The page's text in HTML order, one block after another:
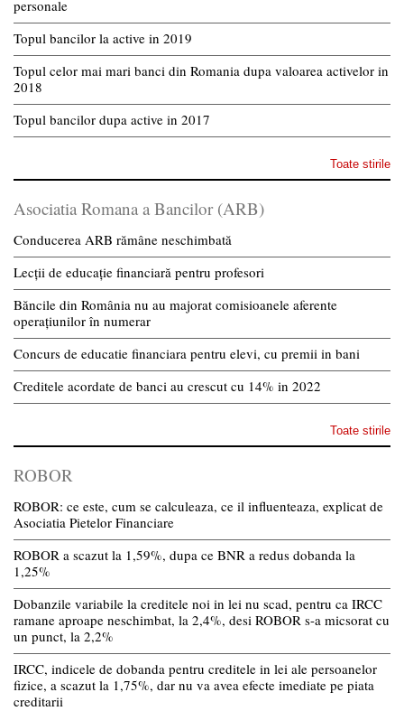
personale
Topul bancilor la active in 2019
Topul celor mai mari banci din Romania dupa valoarea activelor in
2018
Topul bancilor dupa active in 2017
Toate stirile
Asociatia Romana a Bancilor (ARB)
Conducerea ARB rămâne neschimbată
Lecții de educație financiară pentru profesori
Băncile din România nu au majorat comisioanele aferente
operațiunilor în numerar
Concurs de educatie financiara pentru elevi, cu premii in bani
Creditele acordate de banci au crescut cu 14% in 2022
Toate stirile
ROBOR
ROBOR: ce este, cum se calculeaza, ce il influenteaza, explicat de
Asociatia Pietelor Financiare
ROBOR a scazut la 1,59%, dupa ce BNR a redus dobanda la
1,25%
Dobanzile variabile la creditele noi in lei nu scad, pentru ca IRCC
ramane aproape neschimbat, la 2,4%, desi ROBOR s-a micsorat cu
un punct, la 2,2%
IRCC, indicele de dobanda pentru creditele in lei ale persoanelor
fizice, a scazut la 1,75%, dar nu va avea efecte imediate pe piata
creditarii